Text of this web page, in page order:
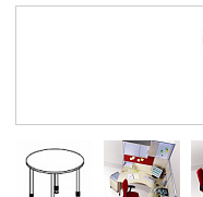
Контакты
Заказать обратный звонок